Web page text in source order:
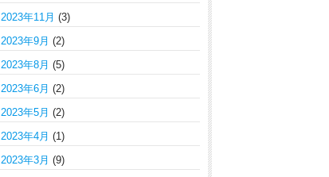
2023年11月 (3)
2023年9月 (2)
2023年8月 (5)
2023年6月 (2)
2023年5月 (2)
2023年4月 (1)
2023年3月 (9)